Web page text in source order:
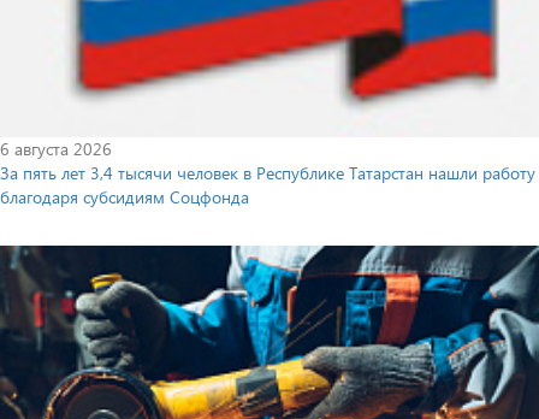
6 августа 2026
За пять лет 3,4 тысячи человек в Республике Татарстан нашли работу
благодаря субсидиям Соцфонда